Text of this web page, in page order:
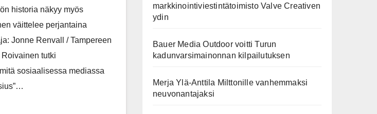
historia näkyy myös
väittelee perjantaina
Jonne Renvall / Tampereen
tutki
sosiaalisessa mediassa
markkinointiviestintätoimisto Valve Creativen
ydin
Bauer Media Outdoor voitti Turun
kadunvarsimainonnan kilpailutuksen
Merja Ylä-Anttila Milttonille vanhemmaksi
neuvonantajaksi